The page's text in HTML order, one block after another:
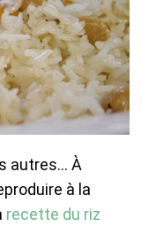
autres… À
à la
recette du riz